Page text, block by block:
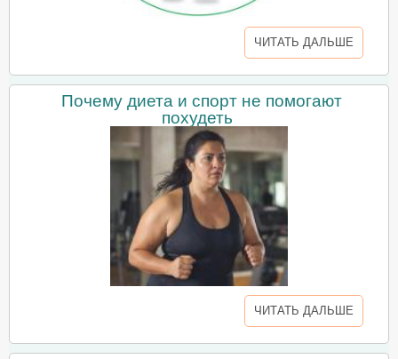
ЧИТАТЬ ДАЛЬШЕ
Почему диета и спорт не помогают
похудеть
ЧИТАТЬ ДАЛЬШЕ